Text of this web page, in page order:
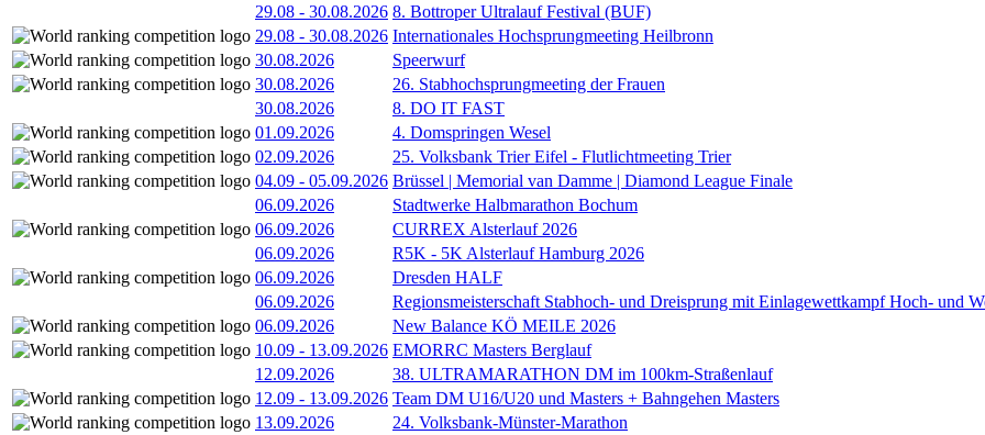
29.08 - 30.08.2026 8. Bottroper Ultralauf Festival (BUF)
29.08 - 30.08.2026 Internationales Hochsprungmeeting Heilbronn
30.08.2026
Speerwurf
30.08.2026
26. Stabhochsprungmeeting der Frauen
30.08.2026
8. DO IT FAST
01.09.2026
4. Domspringen Wesel
02.09.2026
25. Volksbank Trier Eifel - Flutlichtmeeting Trier
04.09 - 05.09.2026 Brüssel | Memorial van Damme | Diamond League Finale
06.09.2026
Stadtwerke Halbmarathon Bochum
06.09.2026
CURREX Alsterlauf 2026
06.09.2026
R5K - 5K Alsterlauf Hamburg 2026
06.09.2026
Dresden HALF
06.09.2026
Regionsmeisterschaft Stabhoch- und Dreisprung mit Einlagewettkampf Hoch- und
06.09.2026
New Balance KÖ MEILE 2026
10.09 - 13.09.2026 EMORRC Masters Berglauf
12.09.2026
38. ULTRAMARATHON DM im 100km-Straßenlauf
12.09 - 13.09.2026 Team DM U16/U20 und Masters + Bahngehen Masters
13.09.2026
24. Volksbank-Münster-Marathon